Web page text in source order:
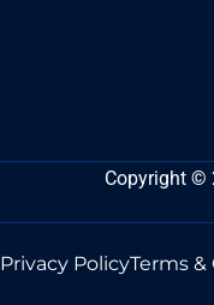
Copyright ©
Privacy PolicyTerms